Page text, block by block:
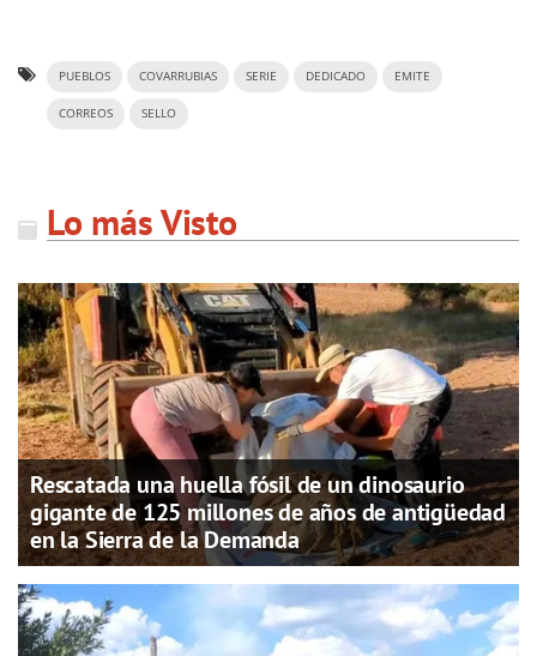
PUEBLOS COVARRUBIAS SERIE DEDICADO EMITE
CORREOS SELLO
Lo más Visto
Rescatada una huella fósil de un dinosaurio
gigante de 125 millones de años de antigüedad
en la Sierra de la Demanda